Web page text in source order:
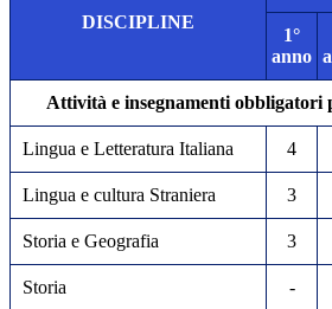
DISCIPLINE
1°
anno
Attività e insegnamenti obbligatori
Lingua e Letteratura Italiana 4
Lingua e cultura Straniera 3
Storia e Geografia 3
Storia -